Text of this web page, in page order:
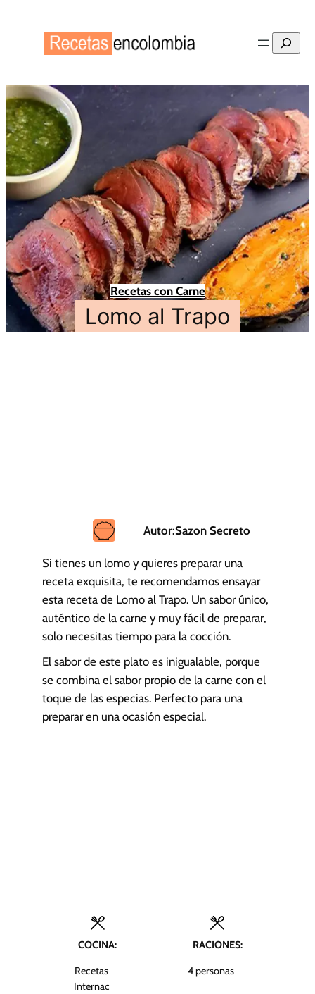
Buscar
Recetas con Carne
Lomo al Trapo
Autor:Sazon Secreto
Si tienes un lomo y quieres preparar una
receta exquisita, te recomendamos ensayar
esta receta de Lomo al Trapo. Un sabor único,
auténtico de la carne y muy fácil de preparar,
solo necesitas tiempo para la cocción.
El sabor de este plato es inigualable, porque
se combina el sabor propio de la carne con el
toque de las especias. Perfecto para una
preparar en una ocasión especial.
COCINA:
Recetas
Internac
RACIONES:
4personas